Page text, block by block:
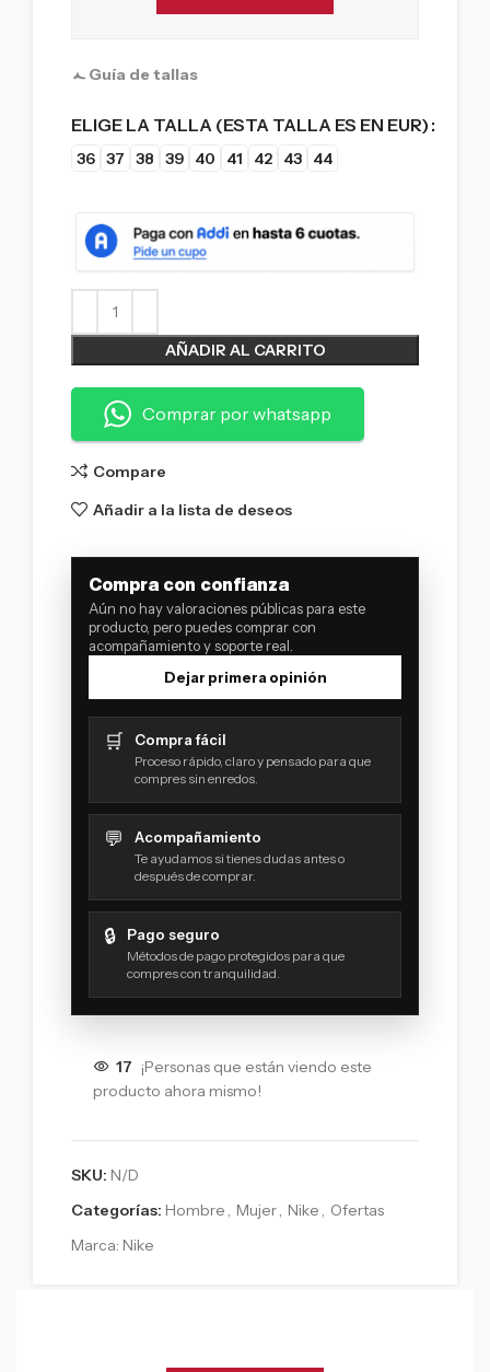
Guía de tallas
ELIGE LA TALLA (ESTA TALLA ES EN EUR)
36 37 38 39 40 41 42 43 44
AÑADIR AL CARRITO
Comprar por whatsapp
Compare
Añadir a la lista de deseos
Compra con confianza
Aún no hay valoraciones públicas para este
producto, pero puedes comprar con
acompañamiento y soporte real.
Dejar primera opinión
🛒 Compra fácil
Proceso rápido, claro y pensado para que
compres sin enredos.
💬 Acompañamiento
Te ayudamos si tienes dudas antes o
después de comprar.
🔒 Pago seguro
Métodos de pago protegidos para que
compres con tranquilidad.
17 ¡Personas que están viendo este
producto ahora mismo!
SKU: N/D
Categorías: Hombre , Mujer, Nike , Ofertas
Marca: Nike